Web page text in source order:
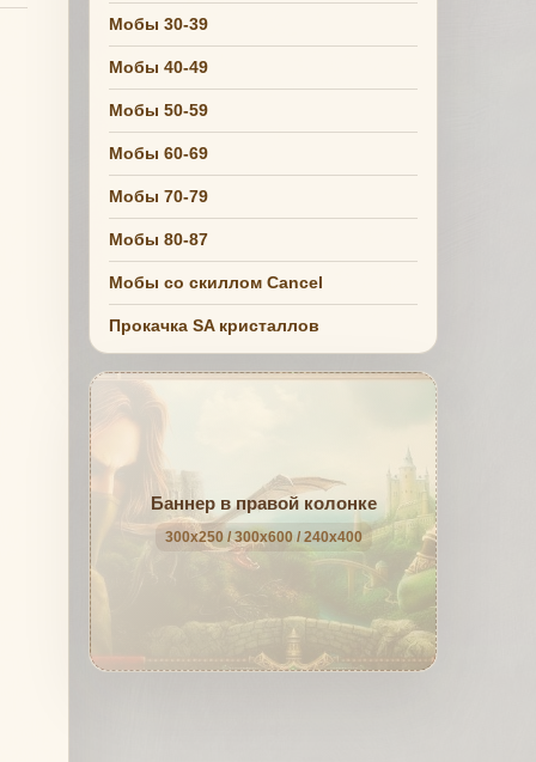
Мобы 30-39
Мобы 40-49
Мобы 50-59
Мобы 60-69
Мобы 70-79
Мобы 80-87
Мобы со скиллом Cancel
Прокачка SA кристаллов
Баннер в правой колонке
300x250 / 300x600 / 240x400